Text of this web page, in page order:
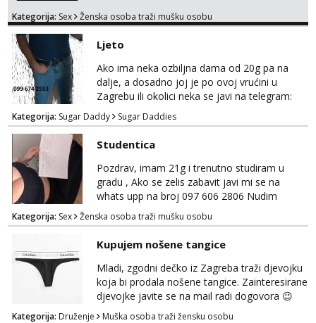
druženja u diskreciji, vjerovatno ćemo si
također, nisam zainteresirana za one and
done susrete. Ako se nalaziš u ovome, javi
mi se na WhatsApp sa nečime o sebi i tome
što voliš seksualno za daljnji d...
Kategorija: Sex Ženska osoba traži mušku osobu
Ljeto
Ako ima neka ozbiljna dama od 20g pa na
dalje, a dosadno joj je po ovoj vrućini u
Zagrebu ili okolici neka se javi na telegram:
Bozt_8 ili na viber 099 674 2553.
Kategorija: Sugar Daddy Sugar Daddies
Studentica
Pozdrav, imam 21g i trenutno studiram u
gradu , Ako se zelis zabavit javi mi se na
whats upp na broj 097 606 2806 Nudim
razme vrste zabave uzivo i online
Kategorija: Sex Ženska osoba traži mušku osobu
Kupujem nošene tangice
Mladi, zgodni dečko iz Zagreba traži djevojku
koja bi prodala nošene tangice. Zainteresirane
djevojke javite se na mail radi dogovora 😉
Kategorija: Druženje Muška osoba traži žensku osobu